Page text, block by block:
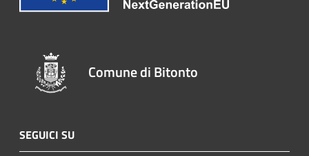
Comune di Bitonto
SEGUICI SU